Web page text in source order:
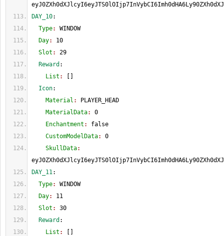
DAY_10:
Type: WINDOW
Day: 10
Slot : 29
Reward :
List :
Icon:
Material :
PLAYER_HEAD
MaterialData: 0
Enchantment : false
CustomModelData: 0
SkullData
DAY_11:
Type: WINDOW
Day: 11
Slot : 30
Reward :
List :